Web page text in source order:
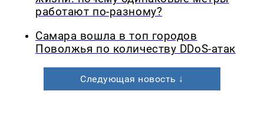
работают по-разному?
Самара вошла в топ городов
Поволжья по количеству DDoS-атак
Следующая новость ↓